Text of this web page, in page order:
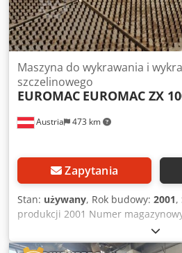
Austria 473 km
Maszyna do wykrawania i
szczelinowego
EUROMAC EUROMAC ZX
Zapytania
Stan: używany, Rok budowy: 2001,
produkcji 2001 Numer
natychmiast, sprzedaż
Włochy Cena: 24 400 € Na